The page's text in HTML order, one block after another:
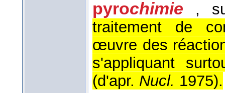
pyrochimie
,
traitement de
œuvre des
s'appliquant
(d'apr. Nucl. 1975).